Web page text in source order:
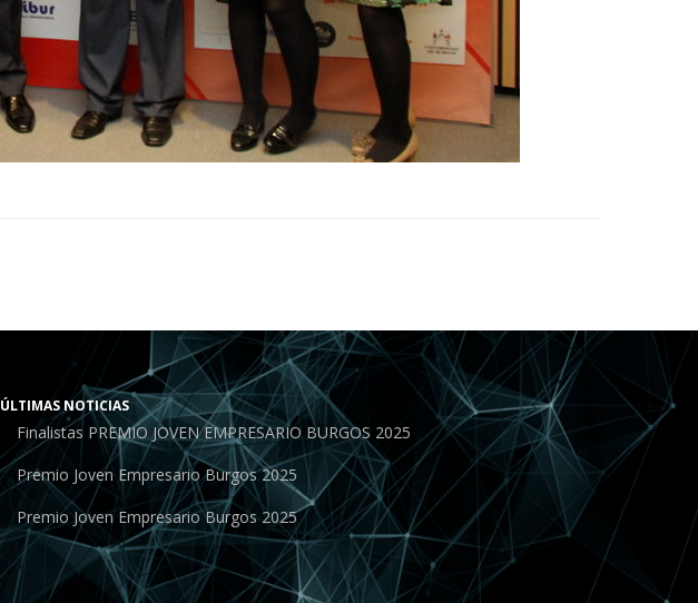
ÚLTIMAS NOTICIAS
Finalistas PREMIO JOVEN EMPRESARIO BURGOS 2025
Premio Joven Empresario Burgos 2025
Premio Joven Empresario Burgos 2025